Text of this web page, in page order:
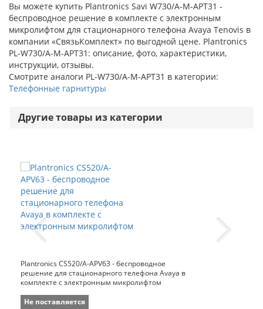
Вы можете купить Plantronics Savi W730/A-M-APT31 -
беспроводное решение в комплекте с электронным
микролифтом для стационарного телефона Avaya Tenovis в
компании «СвязьКомплект» по выгодной цене. Plantronics
PL-W730/A-M-APT31: описание, фото, характеристики,
инструкции, отзывы.
Смотрите аналоги PL-W730/A-M-APT31 в категории:
Телефонные гарнитуры
Другие товары из категории
Plantronics CS520/A-APV63 - беспроводное
решение для стационарного телефона Avaya в
комплекте с электронным микролифтом
Не поставляется